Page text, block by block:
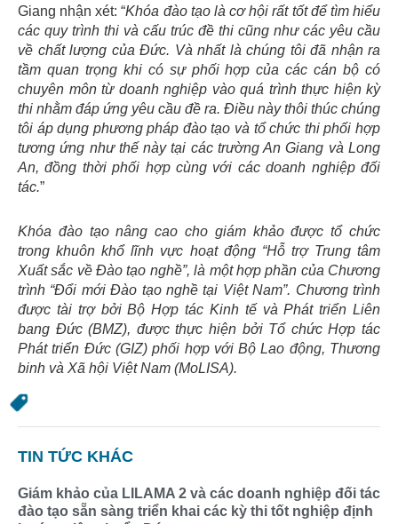
Giang nhận xét: “Khóa đào tạo là cơ hội rất tốt để tìm hiểu
các quy trình thi và cấu trúc đề thi cũng như các yêu cầu
về chất lượng của Đức. Và nhất là chúng tôi đã nhận ra
tầm quan trọng khi có sự phối hợp của các cán bộ có
chuyên môn từ doanh nghiệp vào quá trình thực hiện kỳ
thi nhằm đáp ứng yêu cầu đề ra. Điều này thôi thúc chúng
tôi áp dụng phương pháp đào tạo và tổ chức thi phối hợp
tương ứng như thế này tại các trường An Giang và Long
An, đồng thời phối hợp cùng với các doanh nghiệp đối
tác.”
Khóa đào tạo nâng cao cho giám khảo được tổ chức
trong khuôn khổ lĩnh vực hoạt động “Hỗ trợ Trung tâm
Xuất sắc về Đào tạo nghề”, là một hợp phần của Chương
trình “Đổi mới Đào tạo nghề tại Việt Nam”. Chương trình
được tài trợ bởi Bộ Hợp tác Kinh tế và Phát triển Liên
bang Đức (BMZ), được thực hiện bởi Tổ chức Hợp tác
Phát triển Đức (GIZ) phối hợp với Bộ Lao động, Thương
binh và Xã hội Việt Nam (MoLISA).
TIN TỨC KHÁC
Giám khảo của LILAMA 2 và các doanh nghiệp đối tác
đào tạo sẵn sàng triển khai các kỳ thi tốt nghiệp định